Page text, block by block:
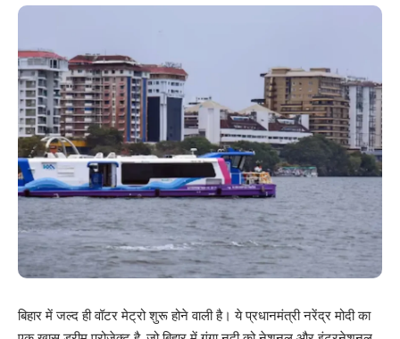
बिहार में जल्द ही वॉटर मेट्रो शुरू होने वाली है। ये प्रधानमंत्री नरेंद्र मोदी का